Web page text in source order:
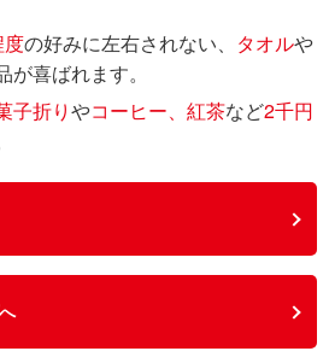
の好みに左右されない、 タオルや
が喜ばれます。
子折りやコーヒー、紅茶など2千円